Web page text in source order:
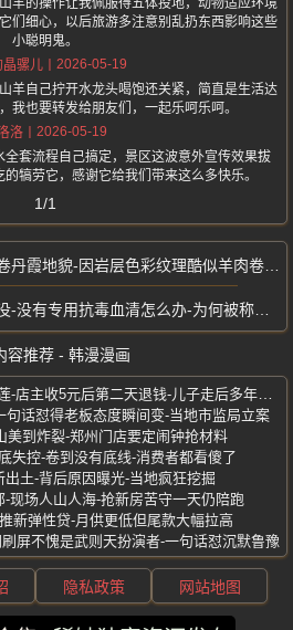
羊的操作让我佩服得五体投地，动物适应环境
们细心，以后旅游多注意别乱扔东西影响这些
小聪明鬼。
晶骡儿
2026-05-19
羊自己拧开水龙头喝饱还关紧，简直是生活达
我也要转发给朋友们，一起乐呵乐呵。
洛
2026-05-19
套流程自己搞定，景区这波意外宣传效果拔
犒劳它，感谢它给我们带来这么多快乐。
1/1
霞地貌-因岩层色彩纹理酷似羊肉卷而得名
用抗毒血清怎么办-为何被称为最危险毒蛇之王
容推荐 - 韩漫漫画
句话怼得老板态度瞬间变-当地市监局立案
美到炸裂-郑州门店要定闹钟抢材料
失控-卷到没有底线-消费者都看傻了
土-背后原因曝光-当地疯狂挖掘
现场人山人海-抢新房苦守一天仍陪跑
新弹性贷-月供更低但尾款大幅拉高
屏不愧是武则天扮演者-一句话怼沉默鲁豫
隐私政策 网站地图